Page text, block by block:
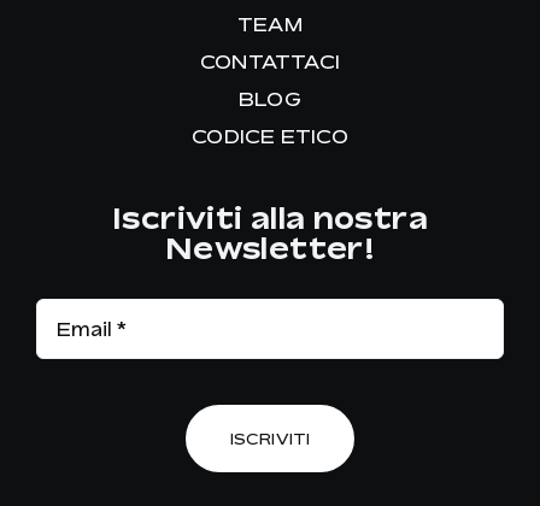
TEAM
CONTATTACI
BLOG
CODICE ETICO
Iscriviti alla nostra
Newsletter!
ISCRIVITI